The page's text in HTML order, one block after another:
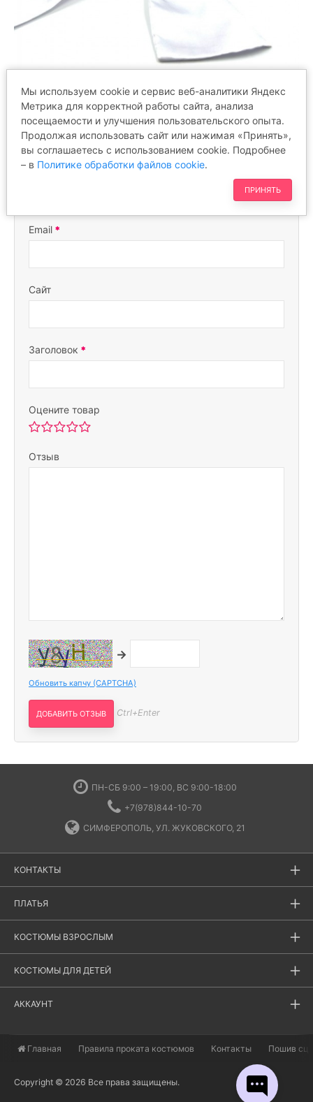
ОТЗЫВЫ
Ваше имя
Email
Сайт
Заголовок
Оцените товар
Отзыв
→
Обновить капчу (CAPTCHA)
Ctrl+Enter
ПН-СБ 9:00 – 19:00, ВС 9:00-18:00
+7(978)844-10-70
СИМФЕРОПОЛЬ, УЛ. ЖУКОВСКОГО, 21
КОНТАКТЫ
ПЛАТЬЯ
КОСТЮМЫ ВЗРОСЛЫМ
КОСТЮМЫ ДЛЯ ДЕТЕЙ
АККАУНТ
Главная ​Правила проката костюмов Контакты Пошив
Copyright © 2026 Все права защищены.
Мы используем cookie и сервис веб-аналитики Яндекс
Метрика для корректной работы сайта, анализа
посещаемости и улучшения пользовательского опыта.
Продолжая использовать сайт или нажимая «Принять»,
вы соглашаетесь с использованием cookie. Подробнее
– в Политике обработки файлов cookie.
ПРИНЯТЬ